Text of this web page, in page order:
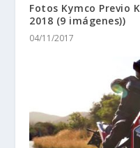
Fotos Kymco Previo
2018 (9 imágenes))
04/11/2017